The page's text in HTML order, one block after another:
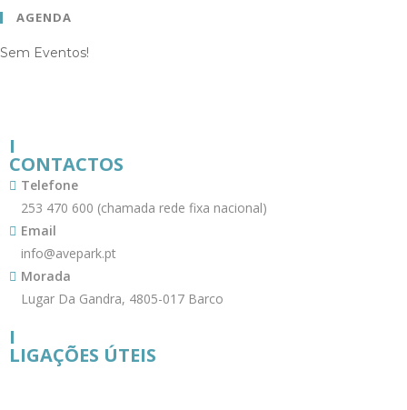
AGENDA
Sem Eventos!
I
CONTACTOS
Telefone
253 470 600 (chamada rede fixa nacional)
Email
info@avepark.pt
Morada
Lugar Da Gandra, 4805-017 Barco
I
LIGAÇÕES ÚTEIS